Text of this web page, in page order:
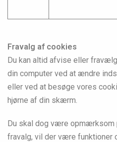
Fravalg af cookies
Du kan altid afvise eller
din computer ved at ændre
eller ved at besøge vores
hjørne af din skærm.
Du skal dog være opmærksom
fravalg, vil der være funktioner